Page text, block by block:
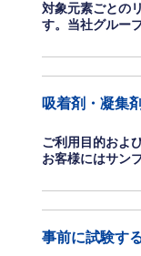
対象元素ごとの
す。当社グルー
吸着剤・凝集
ご利用目的およ
お客様にはサン
事前に試験す